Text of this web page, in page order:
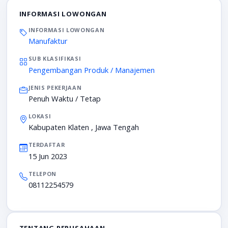
INFORMASI LOWONGAN
INFORMASI LOWONGAN
Manufaktur
SUB KLASIFIKASI
Pengembangan Produk / Manajemen
JENIS PEKERJAAN
Penuh Waktu / Tetap
LOKASI
Kabupaten Klaten , Jawa Tengah
TERDAFTAR
15 Jun 2023
TELEPON
08112254579